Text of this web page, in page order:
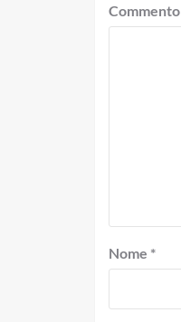
Commento
Nome *